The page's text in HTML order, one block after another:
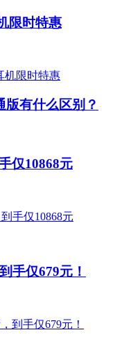
限时特惠
版有什么区别？
仅10868元
手仅679元！